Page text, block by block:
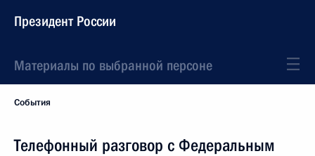
Президент России
Материалы по выбранной персоне
События
Телефонный разговор с Федеральным